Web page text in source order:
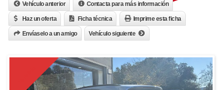
Vehículo anterior Contacta para más información
Haz un oferta Ficha técnica Imprime esta ficha
Envíaselo a un amigo Vehículo siguiente
Vendido